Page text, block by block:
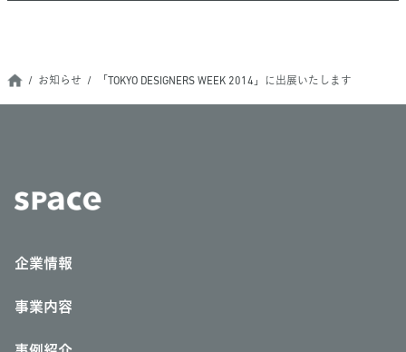
お知らせ 「TOKYO DESIGNERS WEEK 2014」に出展いたします
企業情報
事業内容